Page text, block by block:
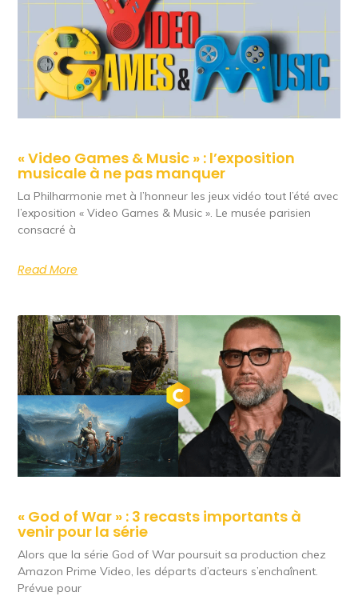
« Video Games & Music » : l’exposition
musicale à ne pas manquer
La Philharmonie met à l’honneur les jeux vidéo tout l’été avec
l’exposition « Video Games & Music ». Le musée parisien
consacré à
Read More
« God of War » : 3 recasts importants à
venir pour la série
Alors que la série God of War poursuit sa production chez
Amazon Prime Video, les départs d’acteurs s’enchaînent.
Prévue pour